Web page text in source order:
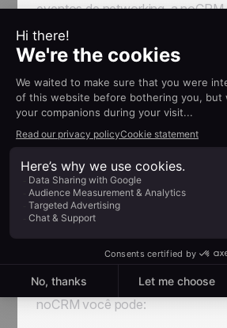
eventos de networking, a
processo:
Transforme prospects em
um clique.
Adicione oportunidades
email BCC ou digitalizando
Use a extensão Lead Clipper
oportunidades de qualquer
instantaneamente.
4. Tenha Controle
Pipeline de Vendas
Empreendedores precisam de
simples de onde está cada
noCRM você pode: